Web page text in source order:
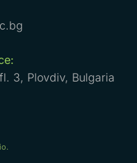
3, Plovdiv, Bulgaria